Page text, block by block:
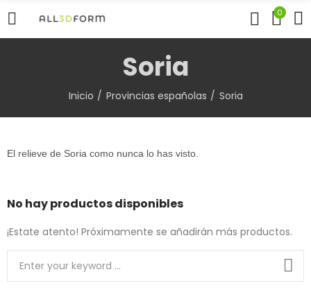
0
Soria
Inicio Provincias españolas Soria
El relieve de Soria​ como nunca lo has visto.
No hay productos disponibles
¡Estate atento! Próximamente se añadirán más productos.